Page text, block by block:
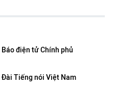
Báo điện tử Chính phủ
Đài Tiếng nói Việt Nam